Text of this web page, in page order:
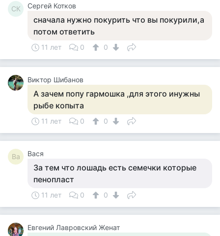
СК Сергей Котков
сначала нужно покурить что вы покурили,а
потом ответить
11 лет 0 0
Виктор Шибанов
А зачем попу гармошка ,для этого инужны
рыбе копыта
11 лет 0 0
Ва Вася
За тем что лошадь есть семечки которые
пенопласт
11 лет 0 0
Евгений Лавровский Женат